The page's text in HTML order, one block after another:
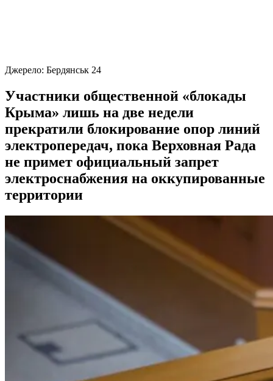
Джерело: Бердянськ 24
Участники общественной «блокады
Крыма» лишь на две недели
прекратили блокирование опор линий
электропередач, пока Верховная Рада
не примет официальный запрет
электроснабжения на оккупированные
территории